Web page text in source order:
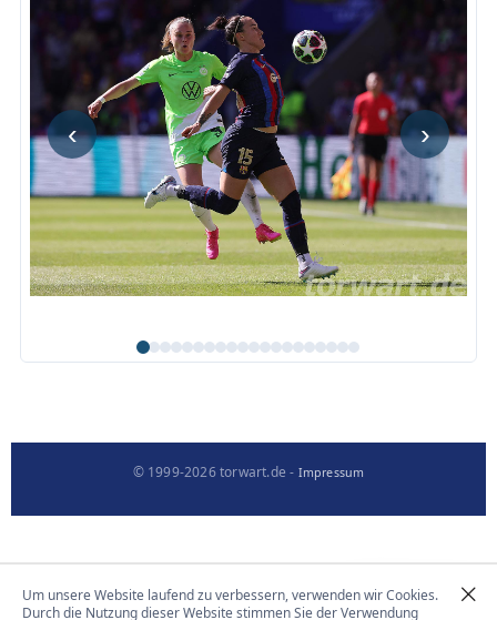
‹ ›
© 1999-2026 torwart.de - Impressum
Um unsere Website laufend zu verbessern, verwenden wir Cookies.
Durch die Nutzung dieser Website stimmen Sie der Verwendung